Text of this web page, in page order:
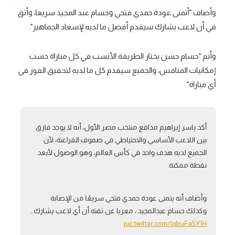
ميركاتو
تحقيق في الجول
تحليل في الجول
حكايات في الجول
فيديو في الجول
وأضاف "أتمنى عودة حمدي فتحي وحسام عبد المجيد سريعا، وأثق
في أن لاعب يشارك سيقدم أفضل ما لديه لإسعاد الجماهير".
وأتم "حسام حسن يختار الطريقة الأنسب في كل مباراة حسب
إمكانيات المنافس، والجميع سيقدم كل ما لديه لتحقيق الفوز في
أي مباراة".
أكد ياسر إبراهيم مدافع منتخب مصر الأول، أنه لا يوجد فارق
بين اللاعب الأساسي والاحتياطي في صفوف الفراعنة، لأن
الجميع لديه هدف واحد في كأس العالم، وهو الوصول لأبعد
نقطة ممكنة.
وأضاف أنه يتمنى عودة حمدي فتحي سريعًا من الإصابة
وكذلك حسام عبدالمجيد ، معربا عن ثقته أن أي لاعب يشارك…
pic.twitter.com/IqbuFa5YIH